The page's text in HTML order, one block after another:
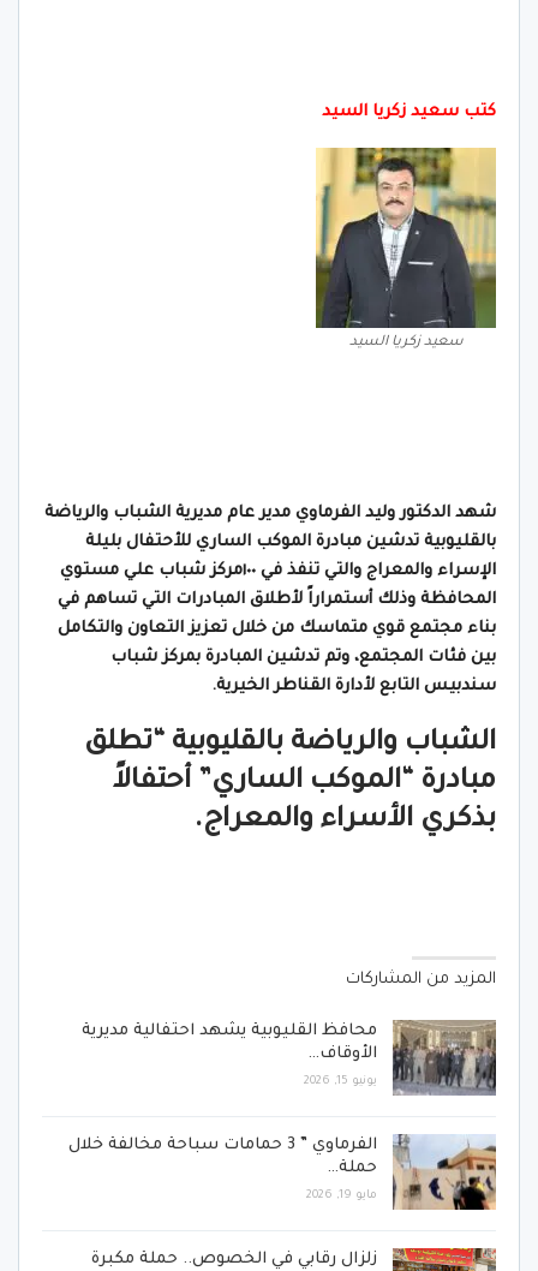
كتب سعيد زكريا السيد
سعيد زكريا السيد
شهد الدكتور وليد الفرماوي مدير عام مديرية الشباب والرياضة
بالقليوبية تدشين مبادرة الموكب الساري للأحتفال بليلة
الإسراء والمعراج والتي تنفذ في ١٠٠مركز شباب علي مستوي
المحافظة وذلك أستمراراً لأطلاق المبادرات التي تساهم في
بناء مجتمع قوي متماسك من خلال تعزيز التعاون والتكامل
بين فئات المجتمع، وتم تدشين المبادرة بمركز شباب
سندبيس التابع لأدارة القناطر الخيرية.
الشباب والرياضة بالقليوبية “تطلق
مبادرة “الموكب الساري” أحتفالاً
بذكري الأسراء والمعراج.
المزيد من المشاركات
محافظ القليوبية يشهد احتفالية مديرية
الأوقاف…
يونيو 15, 2026
الفرماوي ” 3 حمامات سباحة مخالفة خلال
حملة…
مايو 19, 2026
زلزال رقابي في الخصوص.. حملة مكبرة